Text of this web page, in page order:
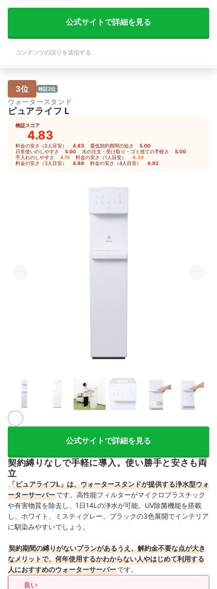
た。月額料金しかないものだと思ってい
たので、そのようなキャンペーンの存在
やすさ】 基本的な使い方としては問題
いづらい。1分間などに設定変更ができ
れば、非常に便利なのにと思う。 【デ
ザイン・サイズの満足度】 初めに契約
していたのはとても巨大なタイプだった
イズだけが小さいタイプには非常に満足
しています。 ただ、客観的に見ると、
キッチンやリビングの片隅にその筐体が
あるのは、たとえ小型化されたとして
も、まだ少し大きすぎるのかなというふ
うにも思います。 【基本情報】 利用期
4,000円以上5,000円未満 主な利用用
公式サイトで詳細を見る
コンテンツの誤りを送信する
3位 検証2位
ウォータースタンド
ピュアライフ L
検証スコア
4.83
料金の安さ（2人目安） 4.83 最低契約期間の短さ 5.00
日常使いのしやすさ 5.00 水の注文・受け取り・ゴミ捨ての手軽さ 5.00
手入れのしやすさ 4.15 料金の安さ（1人目安） 4.39
料金の安さ（3人目安） 4.88 料金の安さ（4人目安） 4.92
公式サイトで詳細を見る
契約縛りなしで手軽に導入。使い勝手と安さも両
立
「ピュアライフL」は、ウォータースタンドが提供する浄水型ウォ
ーターサーバーです。高性能フィルターがマイクロプラスチック
や有害物質を除去し、1日14Lの浄水が可能。UV除菌機能を搭載
し、ホワイト、ミスティグレー、ブラックの3色展開でインテリア
に馴染みやすいでしょう。
契約期間の縛りがないプランがあるうえ、解約金不要な点が大き
なメリットで、何年使用するかわからない人やはじめて利用する
人におすすめのウォーターサーバーです。
良い